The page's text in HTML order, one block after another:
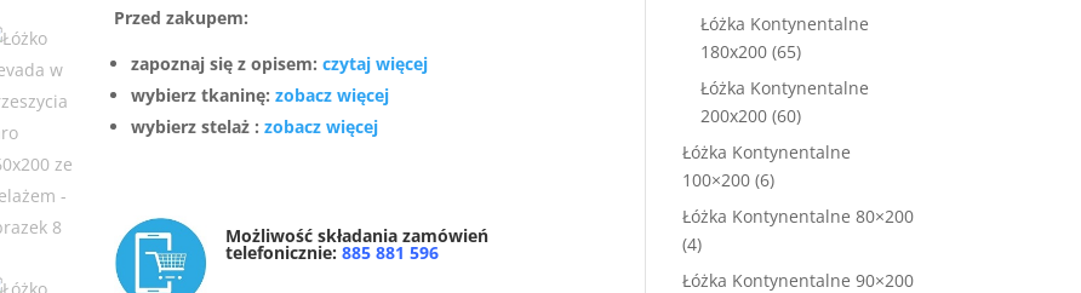
Przed zakupem:
zapoznaj się z opisem:czytaj więcej
wybierz tkaninę:zobacz więcej
wybierz stelaż :zobacz więcej
Możliwość składania zamówień
telefonicznie:885 881 596
produktów
Łóżka Kontynentalne
180x200 6565
produktów
Łóżka Kontynentalne
200x200 6060
produktów
Łóżka Kontynentalne
100×200 66
produktów
Łóżka Kontynentalne 80×200
44
produkty
Łóżka Kontynentalne 90×200